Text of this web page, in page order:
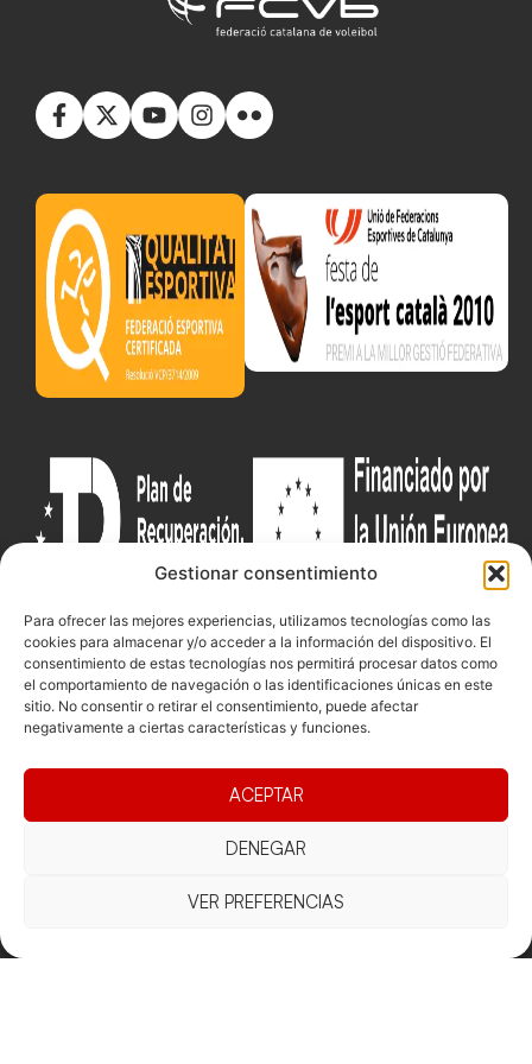
Gestionar consentimiento
Para ofrecer las mejores experiencias, utilizamos tecnologías como las
cookies para almacenar y/o acceder a la información del dispositivo. El
consentimiento de estas tecnologías nos permitirá procesar datos como
el comportamiento de navegación o las identificaciones únicas en este
sitio. No consentir o retirar el consentimiento, puede afectar
negativamente a ciertas características y funciones.
ACEPTAR
DENEGAR
VER PREFERENCIAS
Federació
directiva
Competicions
Competiciones
Competiciones
Vólei neu
Documentacio
Funcionament
Eleccions
Contacte
16, 5ºC,
Barcelona